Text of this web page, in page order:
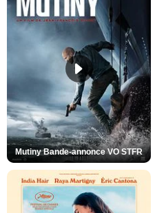
Mutiny Bande-annonce VO STFR